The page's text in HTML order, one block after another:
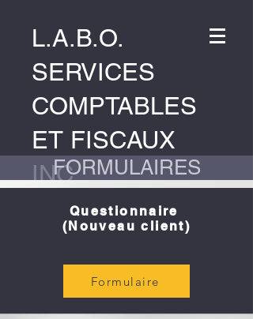
L.A.B.O.
SERVICES
COMPTABLES
ET FISCAUX
INC.
SUR RENDEZ-VOUS,
R REQUIS
FORMULAIRES
Questionnaire
(Nouveau client)
Formulaire